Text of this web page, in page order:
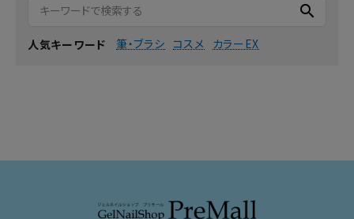
search
人気キーワード 筆・ブラシ コスメ カラーEX